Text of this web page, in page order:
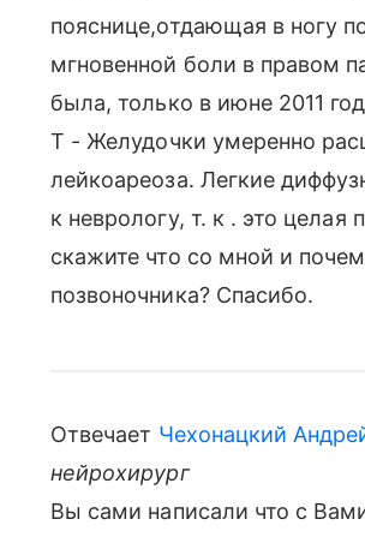
пояснице,отдающая в ногу
мгновенной боли в правом
была, только в июне 2011
T - Желудочки умеренно
лейкоареоза. Легкие
к неврологу, т. к . это
скажите что со мной и
позвоночника? Спасибо.
Отвечает Чехонацкий
нейрохирург
Вы сами написали что с